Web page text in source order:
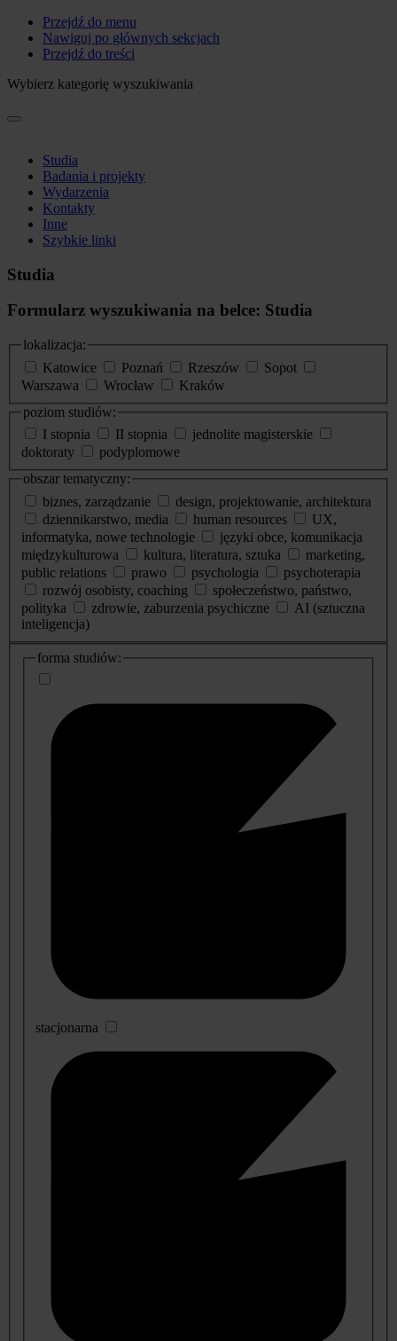
Przejdź do menu
Nawiguj po głównych sekcjach
Przejdź do treści
Wybierz kategorię wyszukiwania
Studia
Badania i projekty
Wydarzenia
Kontakty
Inne
Szybkie linki
Studia
Formularz wyszukiwania na belce: Studia
lokalizacja:
Katowice
Poznań Rzeszów
Sopot
Warszawa
Wrocław
Kraków
poziom studiów:
I stopnia
II stopnia
jednolite magisterskie
doktoraty
podyplomowe
obszar tematyczny:
biznes, zarządzanie
design, projektowanie, architektura
dziennikarstwo, media
human resources
UX,
informatyka, nowe technologie
języki obce, komunikacja
międzykulturowa
kultura, literatura, sztuka
marketing,
public relations
prawo psychologia
psychoterapia
rozwój osobisty, coaching
społeczeństwo, państwo,
polityka
zdrowie, zaburzenia psychiczne
AI (sztuczna
inteligencja)
dodatkowe
informacje
forma studiów:
stacjonarna